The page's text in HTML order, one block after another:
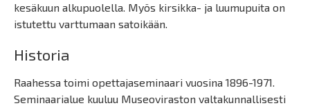
kesäkuun alkupuolella. Myös kirsikka- ja luumupuita on
istutettu varttumaan satoikään.
Historia
Raahessa toimi opettajaseminaari vuosina 1896-1971.
Seminaarialue kuuluu Museoviraston valtakunnallisesti